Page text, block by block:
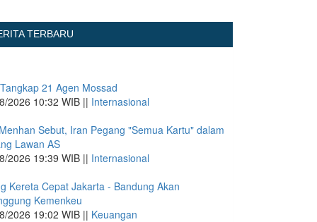
TERBARU
21 Agen Mossad
2026 10:32 WIB || Internasional
Sebut, Iran Pegang "Semua Kartu" dalam
Lawan AS
2026 19:39 WIB || Internasional
Kereta Cepat Jakarta - Bandung Akan
Kemenkeu
2026 19:02 WIB || Keuangan